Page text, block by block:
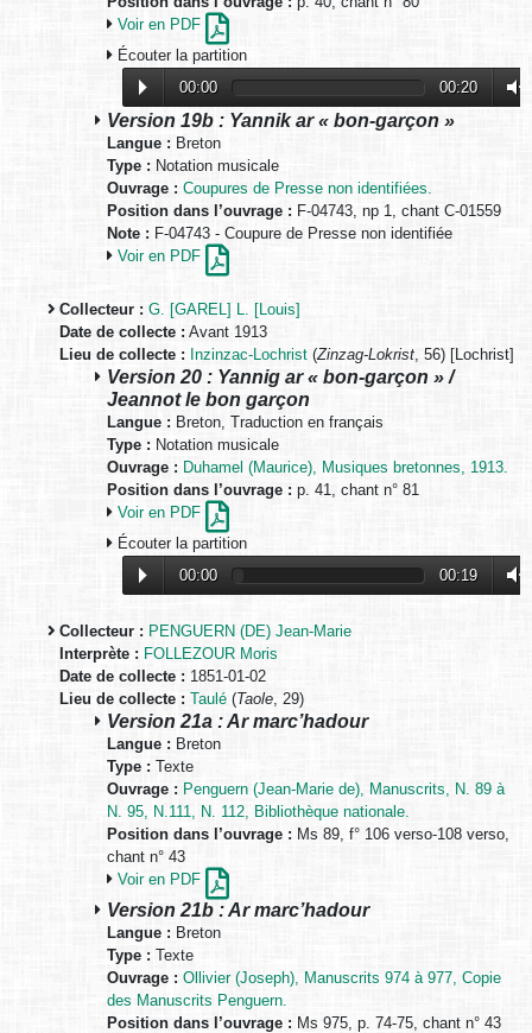
Voir en PDF
Écouter la partition
00:00
00:20
Version 19b : Yannik ar « bon-garçon »
Langue : Breton
Type : Notation musicale
Ouvrage : Coupures de Presse non identifiées.
Position dans l’ouvrage : F-04743, np 1, chant C-01559
Note : F-04743 - Coupure de Presse non identifiée
Voir en PDF
Collecteur : G. [GAREL] L. [Louis]
Date de collecte : Avant 1913
Lieu de collecte : Inzinzac-Lochrist (Zinzag-Lokrist , 56) [Lochrist]
Version 20 : Yannig ar « bon-garçon » /
Jeannot le bon garçon
Langue : Breton, Traduction en français
Type : Notation musicale
Ouvrage : Duhamel (Maurice), Musiques bretonnes, 1913.
Position dans l’ouvrage : p. 41, chant n° 81
Voir en PDF
Écouter la partition
00:00
00:19
Collecteur : PENGUERN (DE) Jean-Marie
Interprète : FOLLEZOUR Moris
Date de collecte : 1851-01-02
Lieu de collecte : Taulé (Taole , 29)
Version 21a : Ar marc’hadour
Langue : Breton
Type : Texte
Ouvrage : Penguern (Jean-Marie de), Manuscrits, N. 89 à
N. 95, N.111, N. 112, Bibliothèque nationale.
Position dans l’ouvrage : Ms 89, f° 106 verso-108 verso,
chant n° 43
Voir en PDF
Version 21b : Ar marc’hadour
Langue : Breton
Type : Texte
Ouvrage : Ollivier (Joseph), Manuscrits 974 à 977, Copie
des Manuscrits Penguern.
Position dans l’ouvrage : Ms 975, p. 74-75, chant n° 43